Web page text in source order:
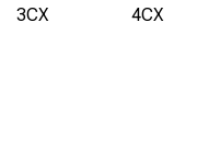
3CX 4CX